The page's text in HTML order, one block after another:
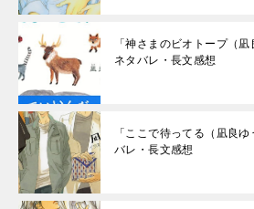
「神さまのビオトープ（
ネタバレ・長文感想
「ここで待ってる（凪良
バレ・長文感想